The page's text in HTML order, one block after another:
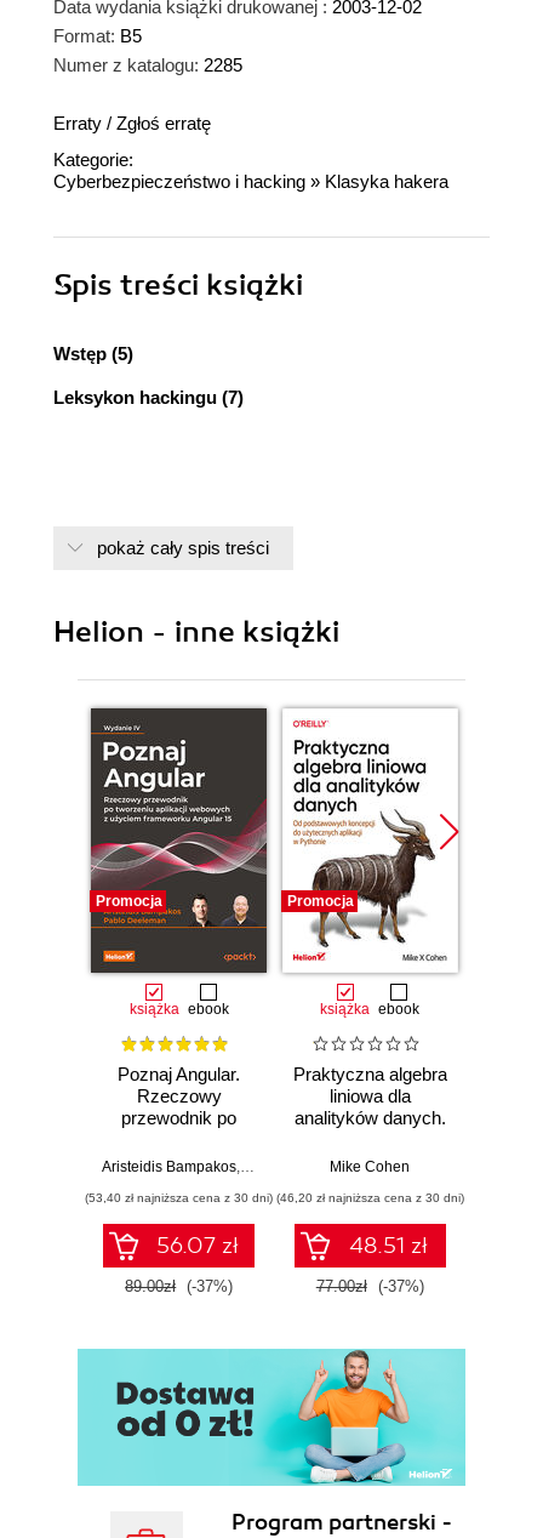
Data wydania książki drukowanej : 2003-12-02
Format: B5
Numer z katalogu: 2285
Erraty / Zgłoś erratę
Kategorie:
Cyberbezpieczeństwo i hacking » Klasyka hakera
Spis treści książki
Wstęp (5)
Leksykon hackingu (7)
pokaż cały spis treści
Helion - inne książki
Promocja
książka ebook
Poznaj Angular.
Rzeczowy
przewodnik po
webowych z
frameworku
Angular 15.
Wydanie IV
Aristeidis Bampakos Pablo Deeleman
(53,40 zł najniższa cena z 30 dni)
56.07 zł
89.00zł (-37%)
Promocja
książka ebook
Praktyczna algebra
liniowa dla
analityków danych.
koncepcji do
aplikacji w
Pythonie
Mike Cohen
(46,20 zł najniższa cena z 30 dni)
48.51 zł
77.00zł (-37%)
Program partnerski -